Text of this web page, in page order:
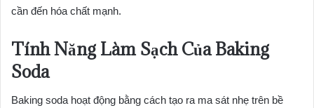
cần đến hóa chất mạnh.
Tính Năng Làm Sạch Của Baking
Soda
Baking soda hoạt động bằng cách tạo ra ma sát nhẹ trên bề